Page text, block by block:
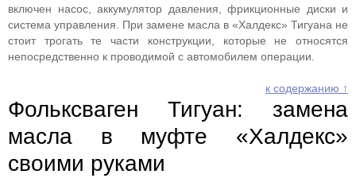
включен насос, аккумулятор давления, фрикционные диски и
система управления. При замене масла в «Халдекс» Тигуана не
стоит трогать те части конструкции, которые не относятся
непосредственно к проводимой с автомобилем операции.
к содержанию ↑
Фольксваген Тигуан: замена
масла в муфте «Халдекс»
своими руками